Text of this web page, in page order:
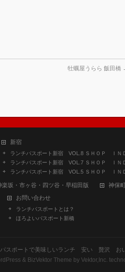
牡蠣屋うらら 飯田橋
新宿
ランチパスポート新宿 VOL.8 ＳＨＯＰ ＩＮ
ランチパスポート新宿 VOL.7 ＳＨＯＰ ＩＮ
ランチパスポート新宿 VOL.5 ＳＨＯＰ ＩＮ
楽坂・市ヶ谷・四ツ谷・早稲田版
神保
お問い合わせ
ランチパスポートとは？
ほろよいパスポート新橋
スポートで美味しいランチ 安い 贅沢 お
& BizVektor Theme by Vektor,Inc.